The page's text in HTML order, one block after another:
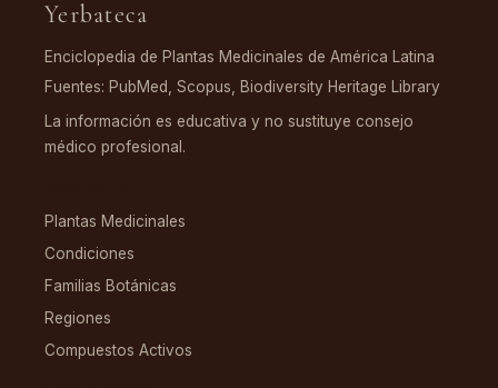
Yerbateca
Enciclopedia de Plantas Medicinales de América Latina
Fuentes: PubMed, Scopus, Biodiversity Heritage Library
La información es educativa y no sustituye consejo
médico profesional.
Plantas Medicinales
Condiciones
Familias Botánicas
Regiones
Compuestos Activos